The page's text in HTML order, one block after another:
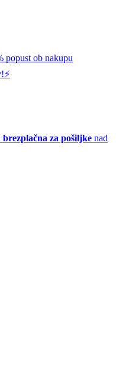
popust ob nakupu
za pošiljke nad